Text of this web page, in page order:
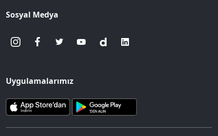
Sosyal Medya
Uygulamalarımız